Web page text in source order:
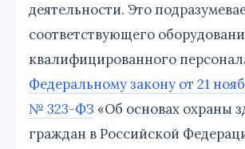
деятельности. Это
соответствующего
квалифицированного
Федеральному закону от 21
№ 323-ФЗ «Об основах охраны
граждан в Российской